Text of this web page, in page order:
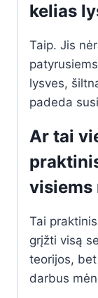
kelias
Taip. Jis
lysves,
padeda
Ar tai
visiems
Tai
grįžti visą
teorijos,
darbus